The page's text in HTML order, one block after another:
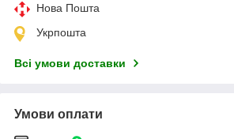
Нова Пошта
Укрпошта
Всі умови доставки
Умови оплати